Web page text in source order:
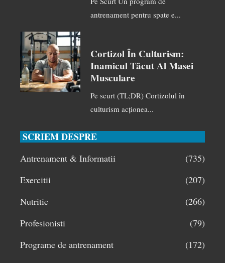
antrenament pentru spate e...
Cortizol În Culturism:
Inamicul Tăcut Al Masei
Musculare
Pe scurt (TL;DR) Cortizolul în
culturism acționea...
SCRIEM DESPRE
Antrenament & Informatii
(735)
Exercitii
(207)
Nutritie
(266)
Profesionisti
(79)
Programe de antrenament
(172)